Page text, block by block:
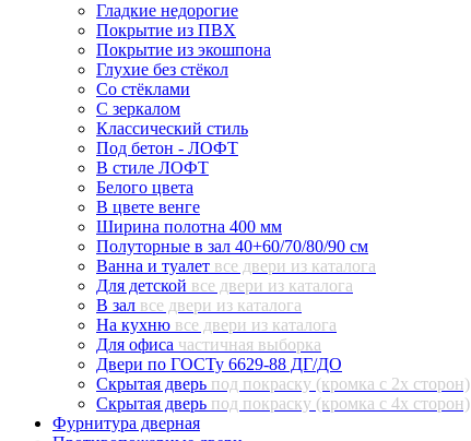
Гладкие недорогие
Покрытие из ПВХ
Покрытие из экошпона
Глухие без стёкол
Со стёклами
С зеркалом
Классический стиль
Под бетон - ЛОФТ
В стиле ЛОФТ
Белого цвета
В цвете венге
Ширина полотна 400 мм
Полуторные в зал 40+60/70/80/90 см
Ванна и туалет все двери из каталога
Для детской все двери из каталога
В зал все двери из каталога
На кухню все двери из каталога
Для офиса частичная выборка
Двери по ГОСТу 6629-88 ДГ/ДО
Скрытая дверь под покраску (кромка с 2х сторон)
Скрытая дверь под покраску (кромка с 4х сторон)
Фурнитура дверная